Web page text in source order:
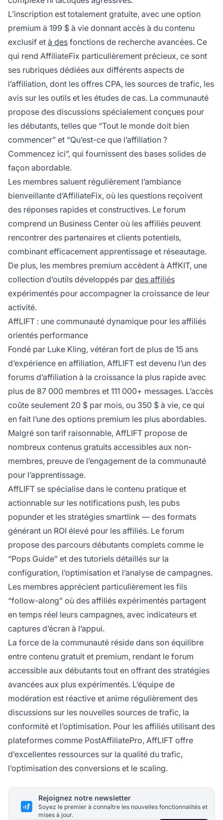
L’inscription est totalement gratuite, avec une option
premium à 199 $ à vie donnant accès à du contenu
exclusif et à des fonctions de recherche avancées. Ce
qui rend AffiliateFix particulièrement précieux, ce sont
ses rubriques dédiées aux différents aspects de
l’affiliation, dont les offres CPA, les sources de trafic, les
avis sur les outils et les études de cas. La communauté
propose des discussions spécialement conçues pour
les débutants, telles que “Tout le monde doit bien
commencer” et “Qu’est-ce que l’affiliation ?
Commencez ici”, qui fournissent des bases solides de
façon abordable.
Les membres saluent régulièrement l’ambiance
bienveillante d’AffiliateFix, où les questions reçoivent
des réponses rapides et constructives. Le forum
comprend un Business Center où les affiliés peuvent
rencontrer des partenaires et clients potentiels,
combinant efficacement apprentissage et réseautage.
De plus, les membres premium accèdent à AffKIT, une
collection d’outils développés par des affiliés
expérimentés pour accompagner la croissance de leur
activité.
AffLIFT : une communauté dynamique pour les affiliés
orientés performance
Fondé par Luke Kling, vétéran fort de plus de 15 ans
d’expérience en affiliation, AffLIFT est devenu l’un des
forums d’affiliation à la croissance la plus rapide avec
plus de 87 000 membres et 111 000+ messages. L’accès
coûte seulement 20 $ par mois, ou 350 $ à vie, ce qui
en fait l’une des options premium les plus abordables.
Malgré son tarif raisonnable, AffLIFT propose de
nombreux contenus gratuits accessibles aux non-
membres, preuve de l’engagement de la communauté
pour l’apprentissage.
AffLIFT se spécialise dans le contenu pratique et
actionnable sur les notifications push, les pubs
popunder et les stratégies smartlink — des formats
générant un ROI élevé pour les affiliés. Le forum
propose des parcours débutants complets comme le
“Pops Guide” et des tutoriels détaillés sur la
configuration, l’optimisation et l’analyse de campagnes.
Les membres apprécient particulièrement les fils
“follow-along” où des affiliés expérimentés partagent
en temps réel leurs campagnes, avec indicateurs et
captures d’écran à l’appui.
La force de la communauté réside dans son équilibre
entre contenu gratuit et premium, rendant le forum
accessible aux débutants tout en offrant des stratégies
avancées aux plus expérimentés. L’équipe de
modération est réactive et anime régulièrement des
discussions sur les nouvelles sources de trafic, la
conformité et l’optimisation. Pour les affiliés utilisant des
plateformes comme PostAffiliatePro, AffLIFT offre
d’excellentes ressources sur la qualité du trafic,
l’optimisation des conversions et le scaling.
Rejoignez notre newsletter
Soyez le premier à connaître les nouvelles fonctionnalités et
mises à jour.